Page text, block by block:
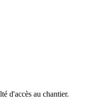
d'accès au chantier.